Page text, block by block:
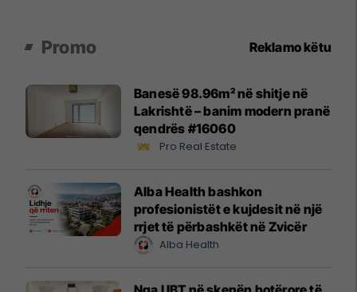
Promo Reklamo këtu
Banesë 98.96m² në shitje në
Lakrishtë – banim modern pranë
qendrës #16060
Pro Real Estate
Alba Health bashkon
profesionistët e kujdesit në një
rrjet të përbashkët në Zvicër
Alba Health